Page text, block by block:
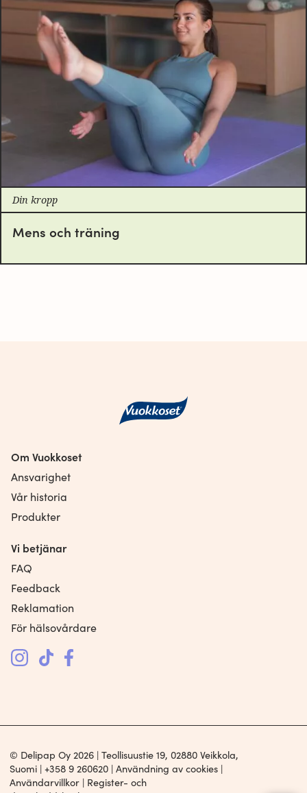
Din kropp
Mens och träning
Om Vuokkoset
Ansvarighet
Vår historia
Produkter
Vi betjänar
FAQ
Feedback
Reklamation
För hälsovårdare
© Delipap Oy 2026 | Teollisuustie 19, 02880 Veikkola,
Suomi |+358 9 260620 |Användning av cookies |
Användarvillkor | Register- och